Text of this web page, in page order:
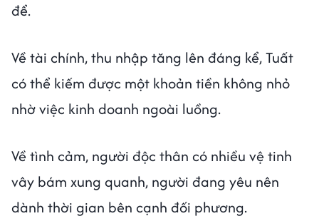
để.
Về tài chính, thu nhập tăng lên đáng kể, Tuất
có thể kiếm được một khoản tiền không nhỏ
nhờ việc kinh doanh ngoài luồng.
Về tình cảm, người độc thân có nhiều vệ tinh
vây bám xung quanh, người đang yêu nên
dành thời gian bên cạnh đối phương.